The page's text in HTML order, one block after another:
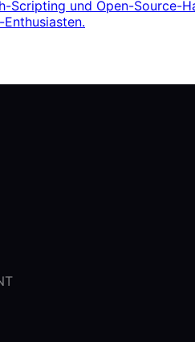
Scripting und Open-Source-